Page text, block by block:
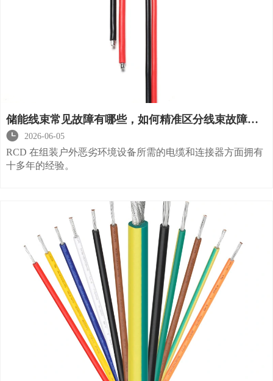
储能线束常见故障有哪些，如何精准区分线束故障与
BMS设备故障？
 2026-06-05
RCD 在组装户外恶劣环境设备所需的电缆和连接器方面拥有
十多年的经验。